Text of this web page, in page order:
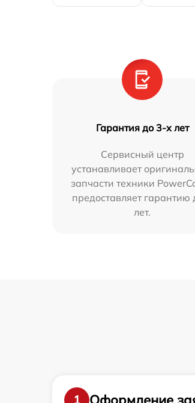
Гарантия до 3-х лет
Сервисный центр
устанавливает
запчасти техники
предоставляет гарантию
лет.
1